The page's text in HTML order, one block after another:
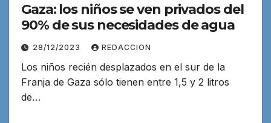
Gaza: los niños se ven privados del
90% de sus necesidades de agua
28/12/2023 REDACCION
Los niños recién desplazados en el sur de la
Franja de Gaza sólo tienen entre 1,5 y 2 litros
de…